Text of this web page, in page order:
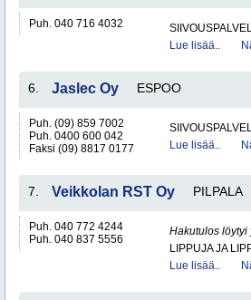
Puh. 040 716 4032
Lue lisää..
6. Jaslec Oy ESPOO
Puh. (09) 859 7002
Puh. 0400 600 042
Faksi (09) 8817 0177
Lue lisää..
7. Veikkolan RST Oy PILPALA
Puh. 040 772 4244
Puh. 040 837 5556
Hakutulos löytyi
LIPPUJA JA
Lue lisää..